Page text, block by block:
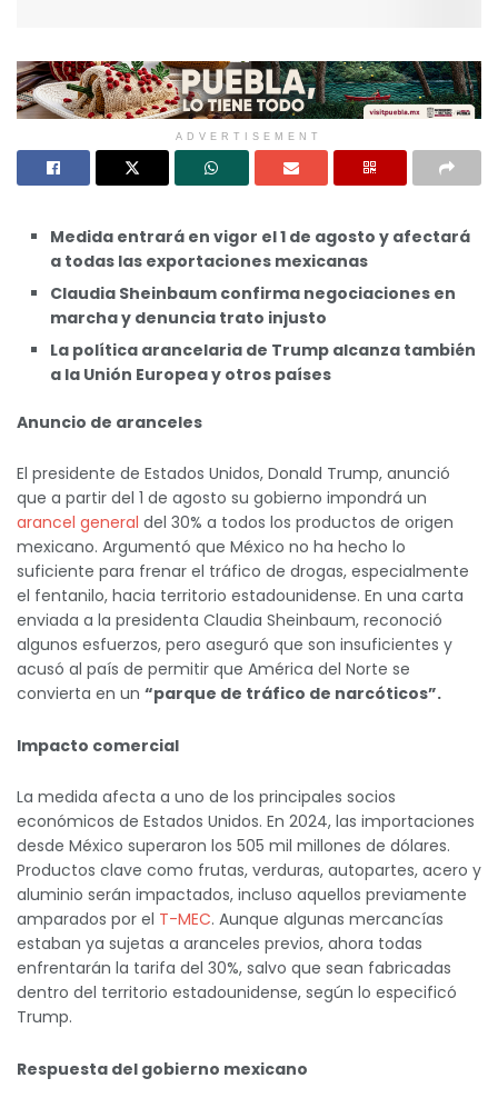
ADVERTISEMENT
Medida entrará en vigor el 1 de agosto y afectará
a todas las exportaciones mexicanas
Claudia Sheinbaum confirma negociaciones en
marcha y denuncia trato injusto
La política arancelaria de Trump alcanza también
a la Unión Europea y otros países
Anuncio de aranceles
El presidente de Estados Unidos, Donald Trump, anunció
que a partir del 1 de agosto su gobierno impondrá un
arancel general del 30% a todos los productos de origen
mexicano. Argumentó que México no ha hecho lo
suficiente para frenar el tráfico de drogas, especialmente
el fentanilo, hacia territorio estadounidense. En una carta
enviada a la presidenta Claudia Sheinbaum, reconoció
algunos esfuerzos, pero aseguró que son insuficientes y
acusó al país de permitir que América del Norte se
convierta en un “parque de tráfico de narcóticos”.
Impacto comercial
La medida afecta a uno de los principales socios
económicos de Estados Unidos. En 2024, las importaciones
desde México superaron los 505 mil millones de dólares.
Productos clave como frutas, verduras, autopartes, acero y
aluminio serán impactados, incluso aquellos previamente
amparados por el T-MEC. Aunque algunas mercancías
estaban ya sujetas a aranceles previos, ahora todas
enfrentarán la tarifa del 30%, salvo que sean fabricadas
dentro del territorio estadounidense, según lo especificó
Trump.
Respuesta del gobierno mexicano